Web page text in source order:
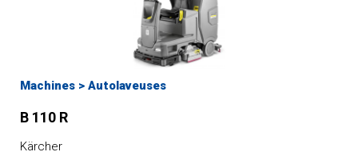
Machines > Autolaveuses
B 110 R
Kärcher